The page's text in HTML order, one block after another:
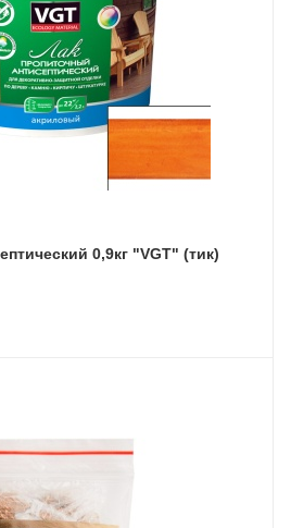
0,9кг "VGT" (тик)